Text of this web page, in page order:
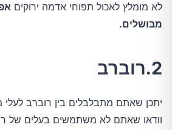
לא מומלץ לאכול תפוחי אדמה ירוקים
מבושלים.
2.רוברב
יתכן שאתם מתבלבלים בין רוברב לעלי
וודאו שאתם לא משתמשים בעלים של